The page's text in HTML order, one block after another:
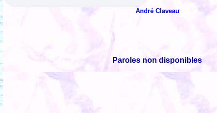
André Claveau
Paroles non disponibles